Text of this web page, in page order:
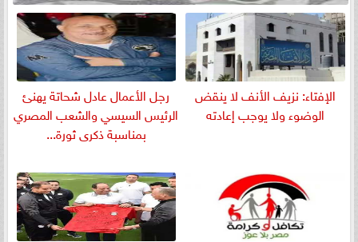
الإفتاء: نزيف الأنف لا ينقض
الوضوء ولا يوجب إعادته
رجل الأعمال عادل شحاتة يهنئ
الرئيس السيسي والشعب المصري
بمناسبة ذكرى ثورة...